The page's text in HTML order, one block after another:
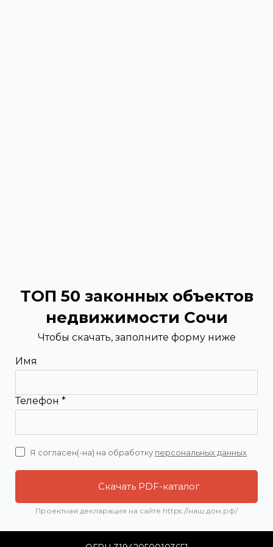
ТОП 50 законных объектов
недвижимости Сочи
Чтобы скачать, заполните форму ниже
Имя
Телефон *
Скачать PDF-каталог
Я согласен(-на) на обработку персональных данных
Проектная декларация на сайте https://наш.дом.рф/